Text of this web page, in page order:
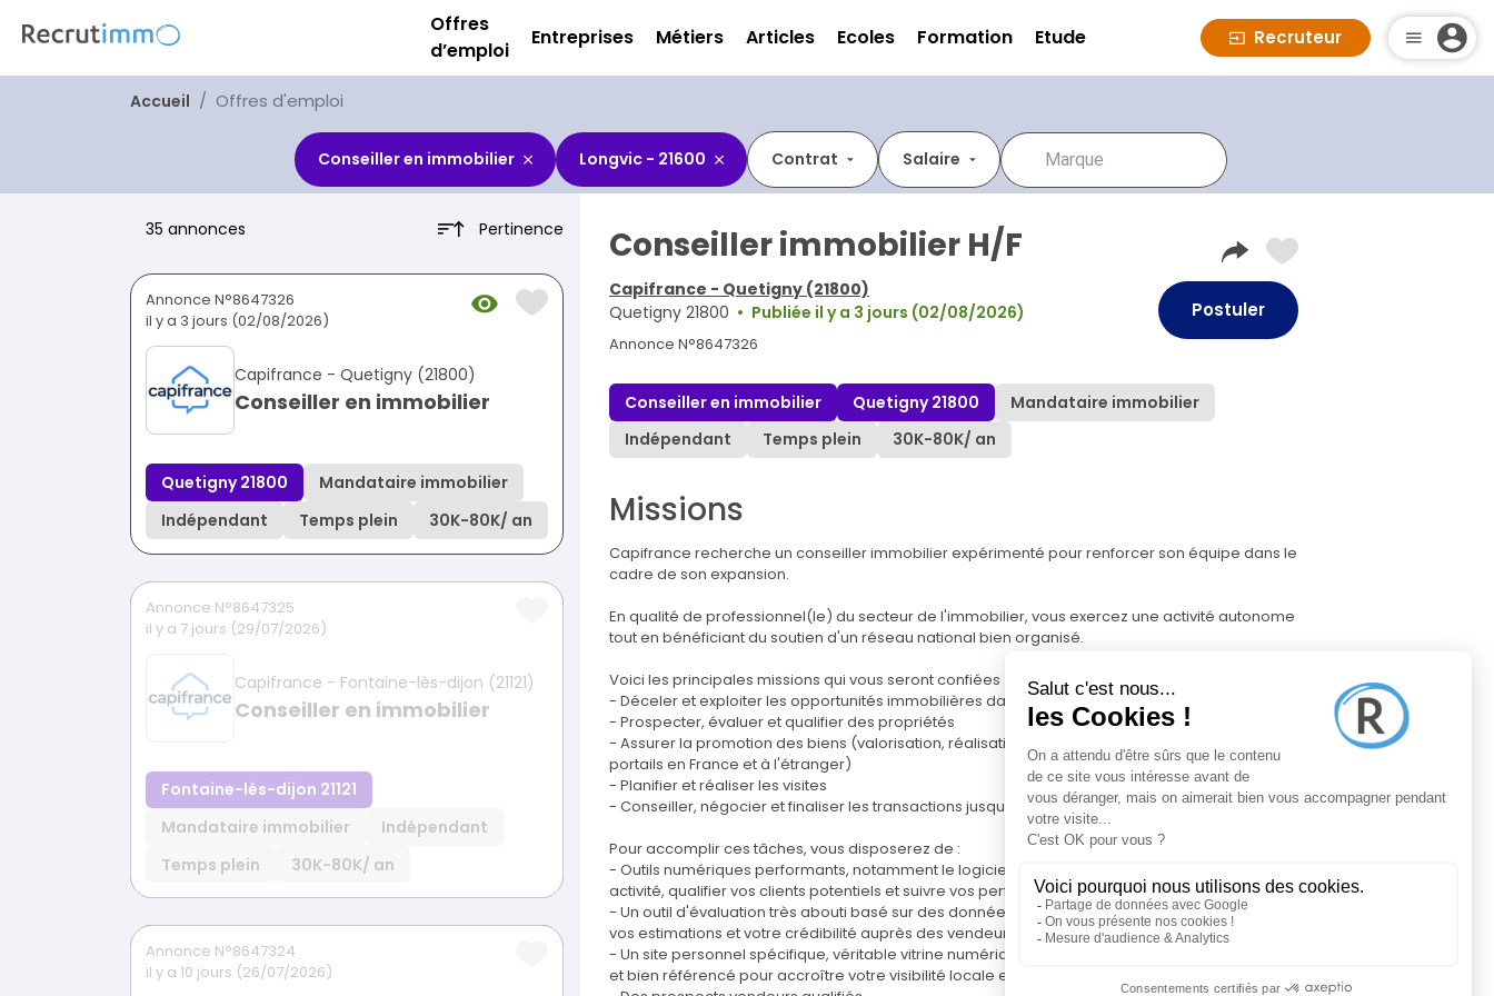
Offres
d’emploi
Entreprises Métiers Articles Ecoles Formation Etude Recruteur
Accueil Offres d'emploi
Conseiller en immobilier Longvic - 21600 Contrat Salaire
35 annonces Pertinence
Annonce N°8647326
il y a 3 jours (02/08/2026)
Capifrance - Quetigny (21800)
Conseiller en immobilier
Quetigny 21800
Mandataire immobilier
Indépendant
Temps plein 30K-80K/ an
Annonce N°8647325
il y a 7 jours (29/07/2026)
Capifrance - Fontaine-lès-dijon (21121)
Conseiller en immobilier
Fontaine-lès-dijon 21121
Mandataire immobilier
Indépendant
Temps plein
30K-80K/ an
Annonce N°8647324
il y a 10 jours (26/07/2026)
Conseiller immobilier H/F
Capifrance - Quetigny (21800)
Quetigny 21800
Publiée il y a 3 jours (02/08/2026)
Annonce N°8647326
Postuler
Conseiller en immobilier Quetigny 21800
Mandataire immobilier
Indépendant
Temps plein 30K-80K/ an
Missions
Capifrance recherche un conseiller immobilier expérimenté pour renforcer son équipe dans le
cadre de son expansion.
En qualité de professionnel(le) du secteur de l'immobilier, vous exercez une activité autonome
tout en bénéficiant du soutien d'un réseau national bien organisé.
Voici les principales missions qui vous seront confiées :
- Déceler et exploiter les opportunités immobilières dans votre zone d'intervention
- Prospecter, évaluer et qualifier des propriétés
- Assurer la promotion des biens (valorisation, réalisation de photos, diffusion sur divers
portails en France et à l'étranger)
- Planifier et réaliser les visites
- Conseiller, négocier et finaliser les transactions jusqu'à la signature chez le notaire
Pour accomplir ces tâches, vous disposerez de :
- Outils numériques performants, notamment le logiciel Capifrance Pro, pour gérer votre
activité, qualifier vos clients potentiels et suivre vos performances
- Un outil d'évaluation très abouti basé sur des données précises du marché afin de renforcer
vos estimations et votre crédibilité auprès des vendeurs
- Un site personnel spécifique, véritable vitrine numérique à votre nom, totalement adaptable
et bien référencé pour accroître votre visibilité locale et attirer des contacts